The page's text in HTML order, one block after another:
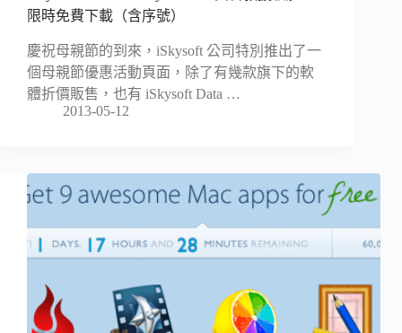
限時免費下載（含序號）
慶祝母親節的到來，iSkysoft 公司特別推出了一
個母親節優惠活動頁面，除了有幾款旗下的軟
體折價販售，也有 iSkysoft Data …
2013-05-12